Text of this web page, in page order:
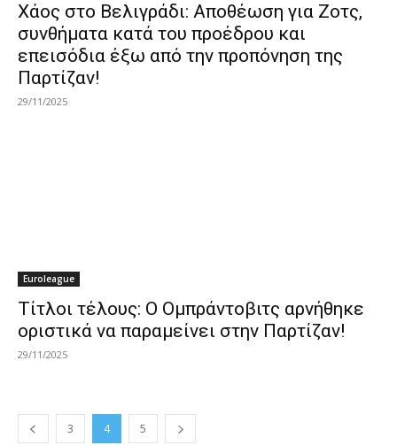
Χάος στο Βελιγράδι: Αποθέωση για Ζοτς,
συνθήματα κατά του προέδρου και
επεισόδια έξω από την προπόνηση της
Παρτίζαν!
29/11/2025
Euroleague
Τίτλοι τέλους: Ο Ομπράντοβιτς αρνήθηκε
οριστικά να παραμείνει στην Παρτίζαν!
29/11/2025
3 4 5